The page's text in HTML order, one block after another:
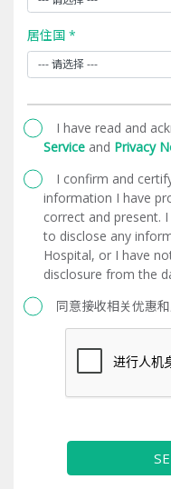
居住国 *
I have read and
Service and Privacy
I confirm and
information I have
correct and present.
to disclose any
Hospital, or I have
disclosure from the
同意接收相关优惠